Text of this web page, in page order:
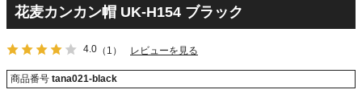
花麦カンカン帽 UK-H154 ブラック
4.0 （1） レビューを見る
商品番号 tana021-black